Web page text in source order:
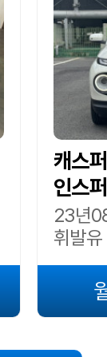
캐스
인스
23년
휘발유